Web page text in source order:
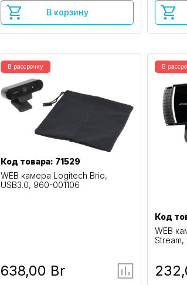
В корзину
В рассрочку
Код товара: 71529
WEB камера Logitech Brio,
USB3.0, 960-001106
638,00 Br
В
Код
WEB